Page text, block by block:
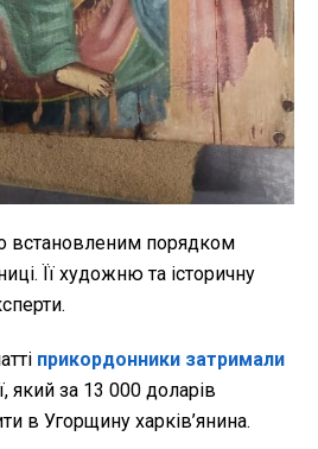
встановленим порядком
Її художню та історичну
прикордонники затримали
який за 13 000 доларів
в Угорщину харків’янина.